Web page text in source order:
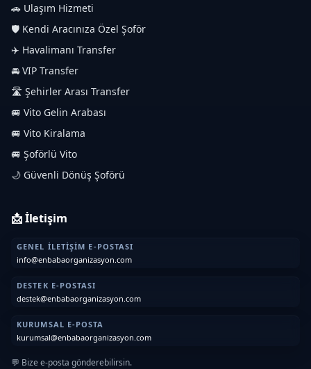
🚗 Ulaşım Hizmeti
🛡️ Kendi Aracınıza Özel Şoför
✈️ Havalimanı Transfer
🚘 VIP Transfer
🛣️ Şehirler Arası Transfer
🚐 Vito Gelin Arabası
🚐 Vito Kiralama
🚐 Şoförlü Vito
🌙 Güvenli Dönüş Şoförü
📩 İletişim
GENEL İLETIŞIM E-POSTASI
info@enbabaorganizasyon.com
DESTEK E-POSTASI
destek@enbabaorganizasyon.com
KURUMSAL E-POSTA
kurumsal@enbabaorganizasyon.com
💬 Bize e-posta gönderebilirsin.